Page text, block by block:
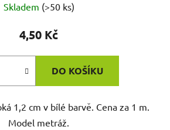
Skladem (>50 ks)
4,50 Kč
DO KOŠÍKU
1,2 cm v bílé barvě. Cena za 1 m.
Model metráž.